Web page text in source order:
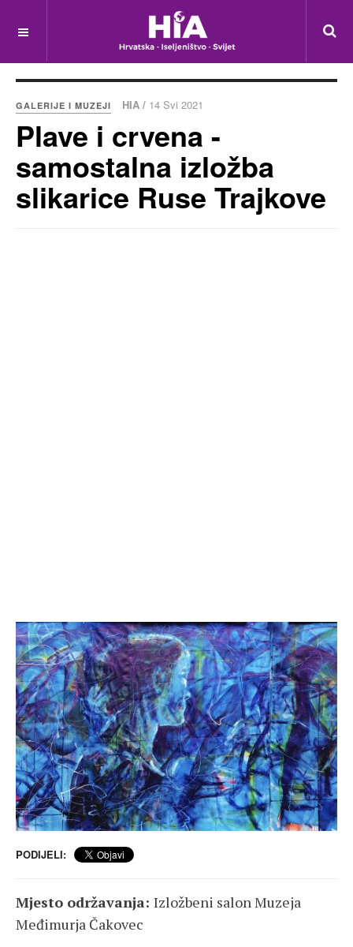
GALERIJE I MUZEJI HIA / 14 Svi 2021
Plave i crvena -
samostalna izložba
slikarice Ruse Trajkove
PODIJELI:
Mjesto održavanja: Izložbeni salon Muzeja
Međimurja Čakovec